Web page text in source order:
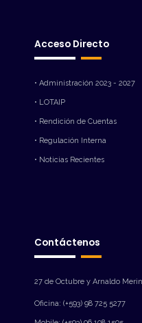
Acceso Directo
• Administración 2023 - 2027
• LOTAIP
• Rendición de Cuentas
• Regulación Interna
• Noticias Recientes
Contáctenos
27 de Octubre y Arnaldo
Oficina: (+593) 98 725 5277